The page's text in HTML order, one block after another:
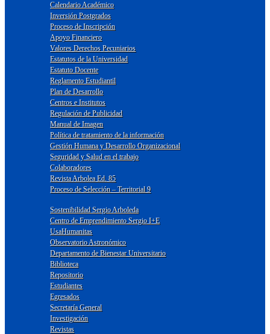
Calendario Académico
Inversión Postgrados
Proceso de Inscripción
Apoyo Financiero
Valores Derechos Pecuniarios
Estatutos de la Universidad
Estatuto Docente
Reglamento Estudiantil
Plan de Desarrollo
Centros e Institutos
Regulación de Publicidad
Manual de Imagen
Política de tratamiento de la información
Gestión Humana y Desarrollo Organizacional
Seguridad y Salud en el trabajo
Colaboradores
Revista Arbolea Ed. 85
Proceso de Selección – Territorial 9
Sostenibilidad Sergio Arboleda
Centro de Emprendimiento Sergio I+E
UsaHumanitas
Observatorio Astronómico
Departamento de Bienestar Universitario
Biblioteca
Repositorio
Estudiantes
Egresados
Secretaría General
Investigación
Revistas